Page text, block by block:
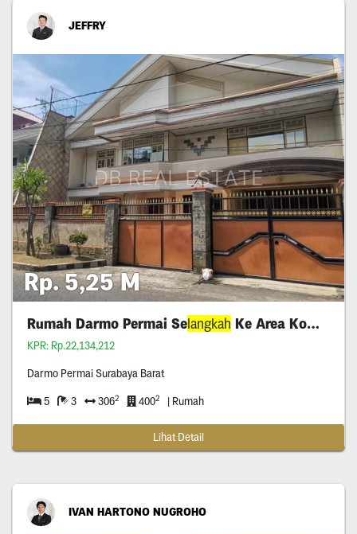
JEFFRY
Rp. 5,25 M
Rumah Darmo Permai Selangkah Ke Area Komersil
KPR: Rp.22,134,212
Darmo Permai Surabaya Barat
5 3 3062 4002 | Rumah
Lihat Detail
IVAN HARTONO NUGROHO